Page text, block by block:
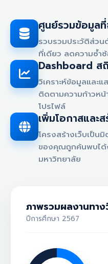
ศูนย์รวมข้อมูล
รวบรวมประวัติส่วน
ที่เดียว ลดความซ้ำซ้
Dashboard ส
วิเคราะห์ข้อมูลและ
ติดตามความก้าวหน้
โปรไฟล์
เพิ่มโอกาสและ
โครงสร้างเว็บเป็น
ของคุณถูกค้นพบได้
มหาวิทยาลัย
ภาพรวมผลงานทาง
ปีการศึกษา 2567